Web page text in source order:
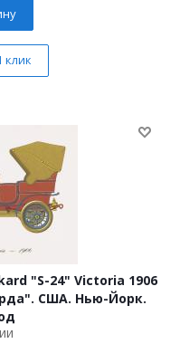
клик
"S-24" Victoria 1906
США. Нью-Йорк.